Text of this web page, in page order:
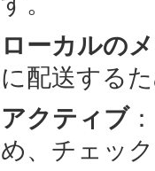
ローカルの
に配送する
アクティブ
め、チェック